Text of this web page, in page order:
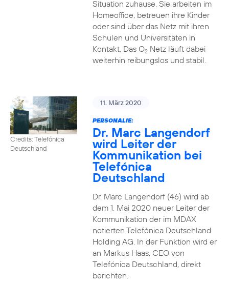
Situation zuhause. Sie arbeiten im
Homeoffice, betreuen ihre Kinder
oder sind über das Netz mit ihren
Schulen und Universitäten in
Kontakt. Das O2Netz läuft dabei
weiterhin reibungslos und stabil.
Credits: Telefónica
Deutschland
11. März 2020
PERSONALIE:
Dr. Marc Langendorf
wird Leiter der
Kommunikation bei
Telefónica
Deutschland
Dr. Marc Langendorf (46) wird ab
dem 1. Mai 2020 neuer Leiter der
Kommunikation der im MDAX
notierten Telefónica Deutschland
Holding AG. In der Funktion wird er
an Markus Haas, CEO von
Telefónica Deutschland, direkt
berichten.